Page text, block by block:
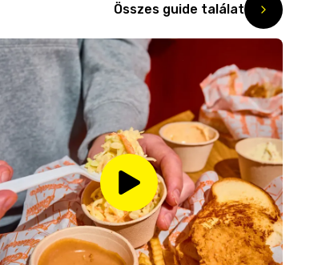
Összes guide találat